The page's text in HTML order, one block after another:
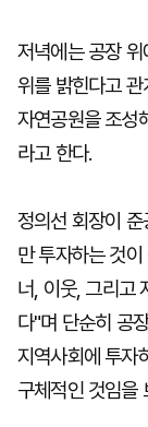
저녁에는 공장
위를 밝힌다고 관
자연공원을 조성
라고 한다.
정의선 회장이
만 투자하는 것
너, 이웃, 그리고
다"며 단순히 공
지역사회에 투자
구체적인 것임을